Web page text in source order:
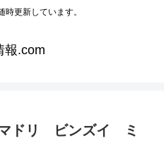
時更新しています。
報.com
ドリ ビンズイ ミ